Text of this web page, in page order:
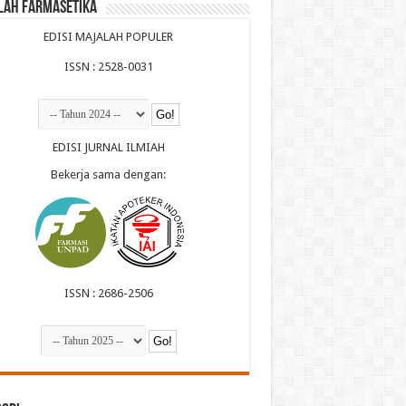
Farmasetika
EDISI MAJALAH POPULER
ISSN : 2528-0031
EDISI JURNAL ILMIAH
Bekerja sama dengan:
ISSN : 2686-2506